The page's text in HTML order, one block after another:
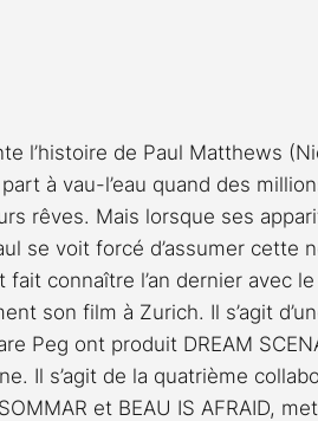
l’histoire de Paul Matthews
à vau-l’eau quand des
rêves. Mais lorsque ses
se voit forcé d’assumer cette
connaître l’an dernier avec le
son film à Zurich. Il s’agit
Peg ont produit DREAM
Il s’agit de la quatrième
et BEAU IS AFRAID,